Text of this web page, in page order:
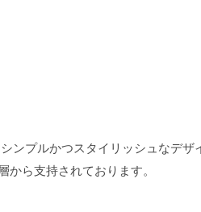
ンプルかつスタイリッシュなデ
ら支持されております。